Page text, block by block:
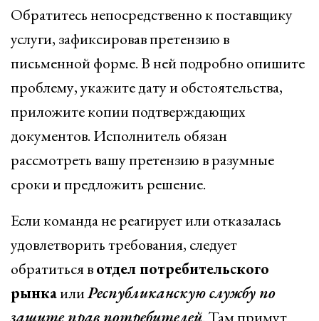
Обратитесь непосредственно к поставщику
услуги, зафиксировав претензию в
письменной форме. В ней подробно опишите
проблему, укажите дату и обстоятельства,
приложите копии подтверждающих
документов. Исполнитель обязан
рассмотреть вашу претензию в разумные
сроки и предложить решение.
Если команда не реагирует или отказалась
удовлетворить требования, следует
обратиться вотдел потребительского
рынкаилиРеспубликанскую службу по